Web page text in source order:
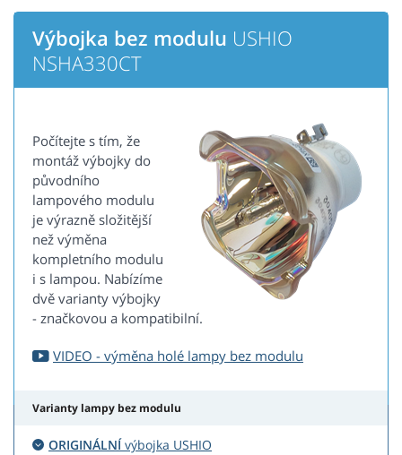
Výbojka bez modulu USHIO
NSHA330CT
Počítejte s tím, že
montáž výbojky do
původního
lampového modulu
je výrazně složitější
než výměna
kompletního modulu
i s lampou. Nabízíme
dvě varianty výbojky
- značkovou a kompatibilní.
VIDEO - výměna holé lampy bez modulu
Varianty lampy bez modulu
ORIGINÁLNÍvýbojka USHIO